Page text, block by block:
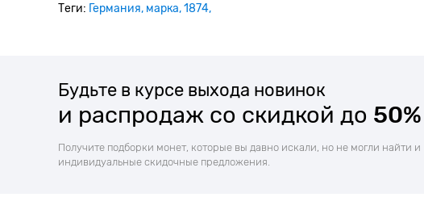
Теги: Германия марка 1874
Будьте в курсе выхода новинок
и распродаж со скидкой до 50%
Получите подборки монет, которые вы давно искали, но не могли найти и
индивидуальные скидочные предложения.